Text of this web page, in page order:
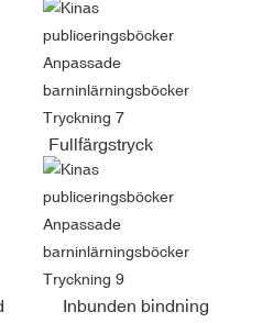
Fullfärgstryck
Inbunden bindning